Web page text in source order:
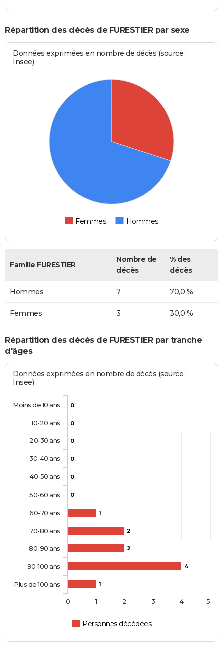
Répartition des décès de FURESTIER par sexe
Données exprimées en nombre de décès (source :
Insee)
Femmes Hommes
Famille FURESTIER
Nombre de
décès
% des
décès
Hommes 7 70,0 %
Femmes 3 30,0 %
Répartition des décès de FURESTIER par tranche
d'âges
Données exprimées en nombre de décès (source :
Insee)
0
0
0
0
0
0
1
2
2
4
1
Personnes décédées
Moins de 10 ans
10-20 ans
20-30 ans
30-40 ans
40-50 ans
50-60 ans
60-70 ans
70-80 ans
80-90 ans
90-100 ans
Plus de 100 ans
0 1 2 3 4 5